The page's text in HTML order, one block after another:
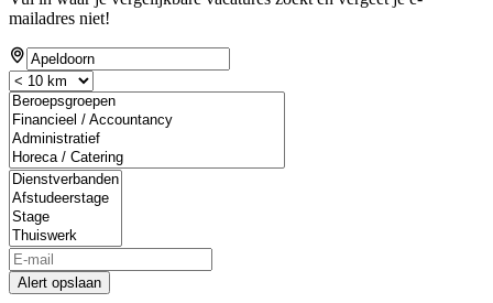
mailadres niet!
Alert opslaan